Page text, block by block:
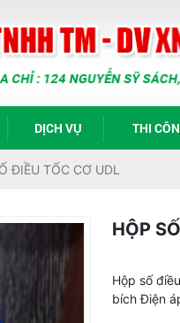
DỊCH VỤ THI
ĐIỀU TỐC CƠ UDL
HỘP
Hộp số
bích Điện